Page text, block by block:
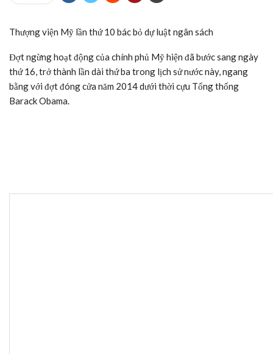
Thượng viện Mỹ lần thứ 10 bác bỏ dự luật ngân sách
Đợt ngừng hoạt động của chính phủ Mỹ hiện đã bước sang ngày
thứ 16, trở thành lần dài thứ ba trong lịch sử nước này, ngang
bằng với đợt đóng cửa năm 2014 dưới thời cựu Tổng thống
Barack Obama.